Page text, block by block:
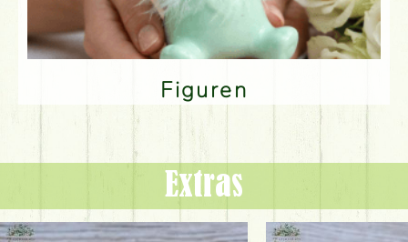
Figuren
Extras